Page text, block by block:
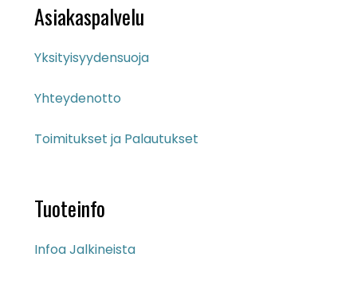
Asiakaspalvelu
Yksityisyydensuoja
Yhteydenotto
Toimitukset ja Palautukset
Tuoteinfo
Infoa Jalkineista